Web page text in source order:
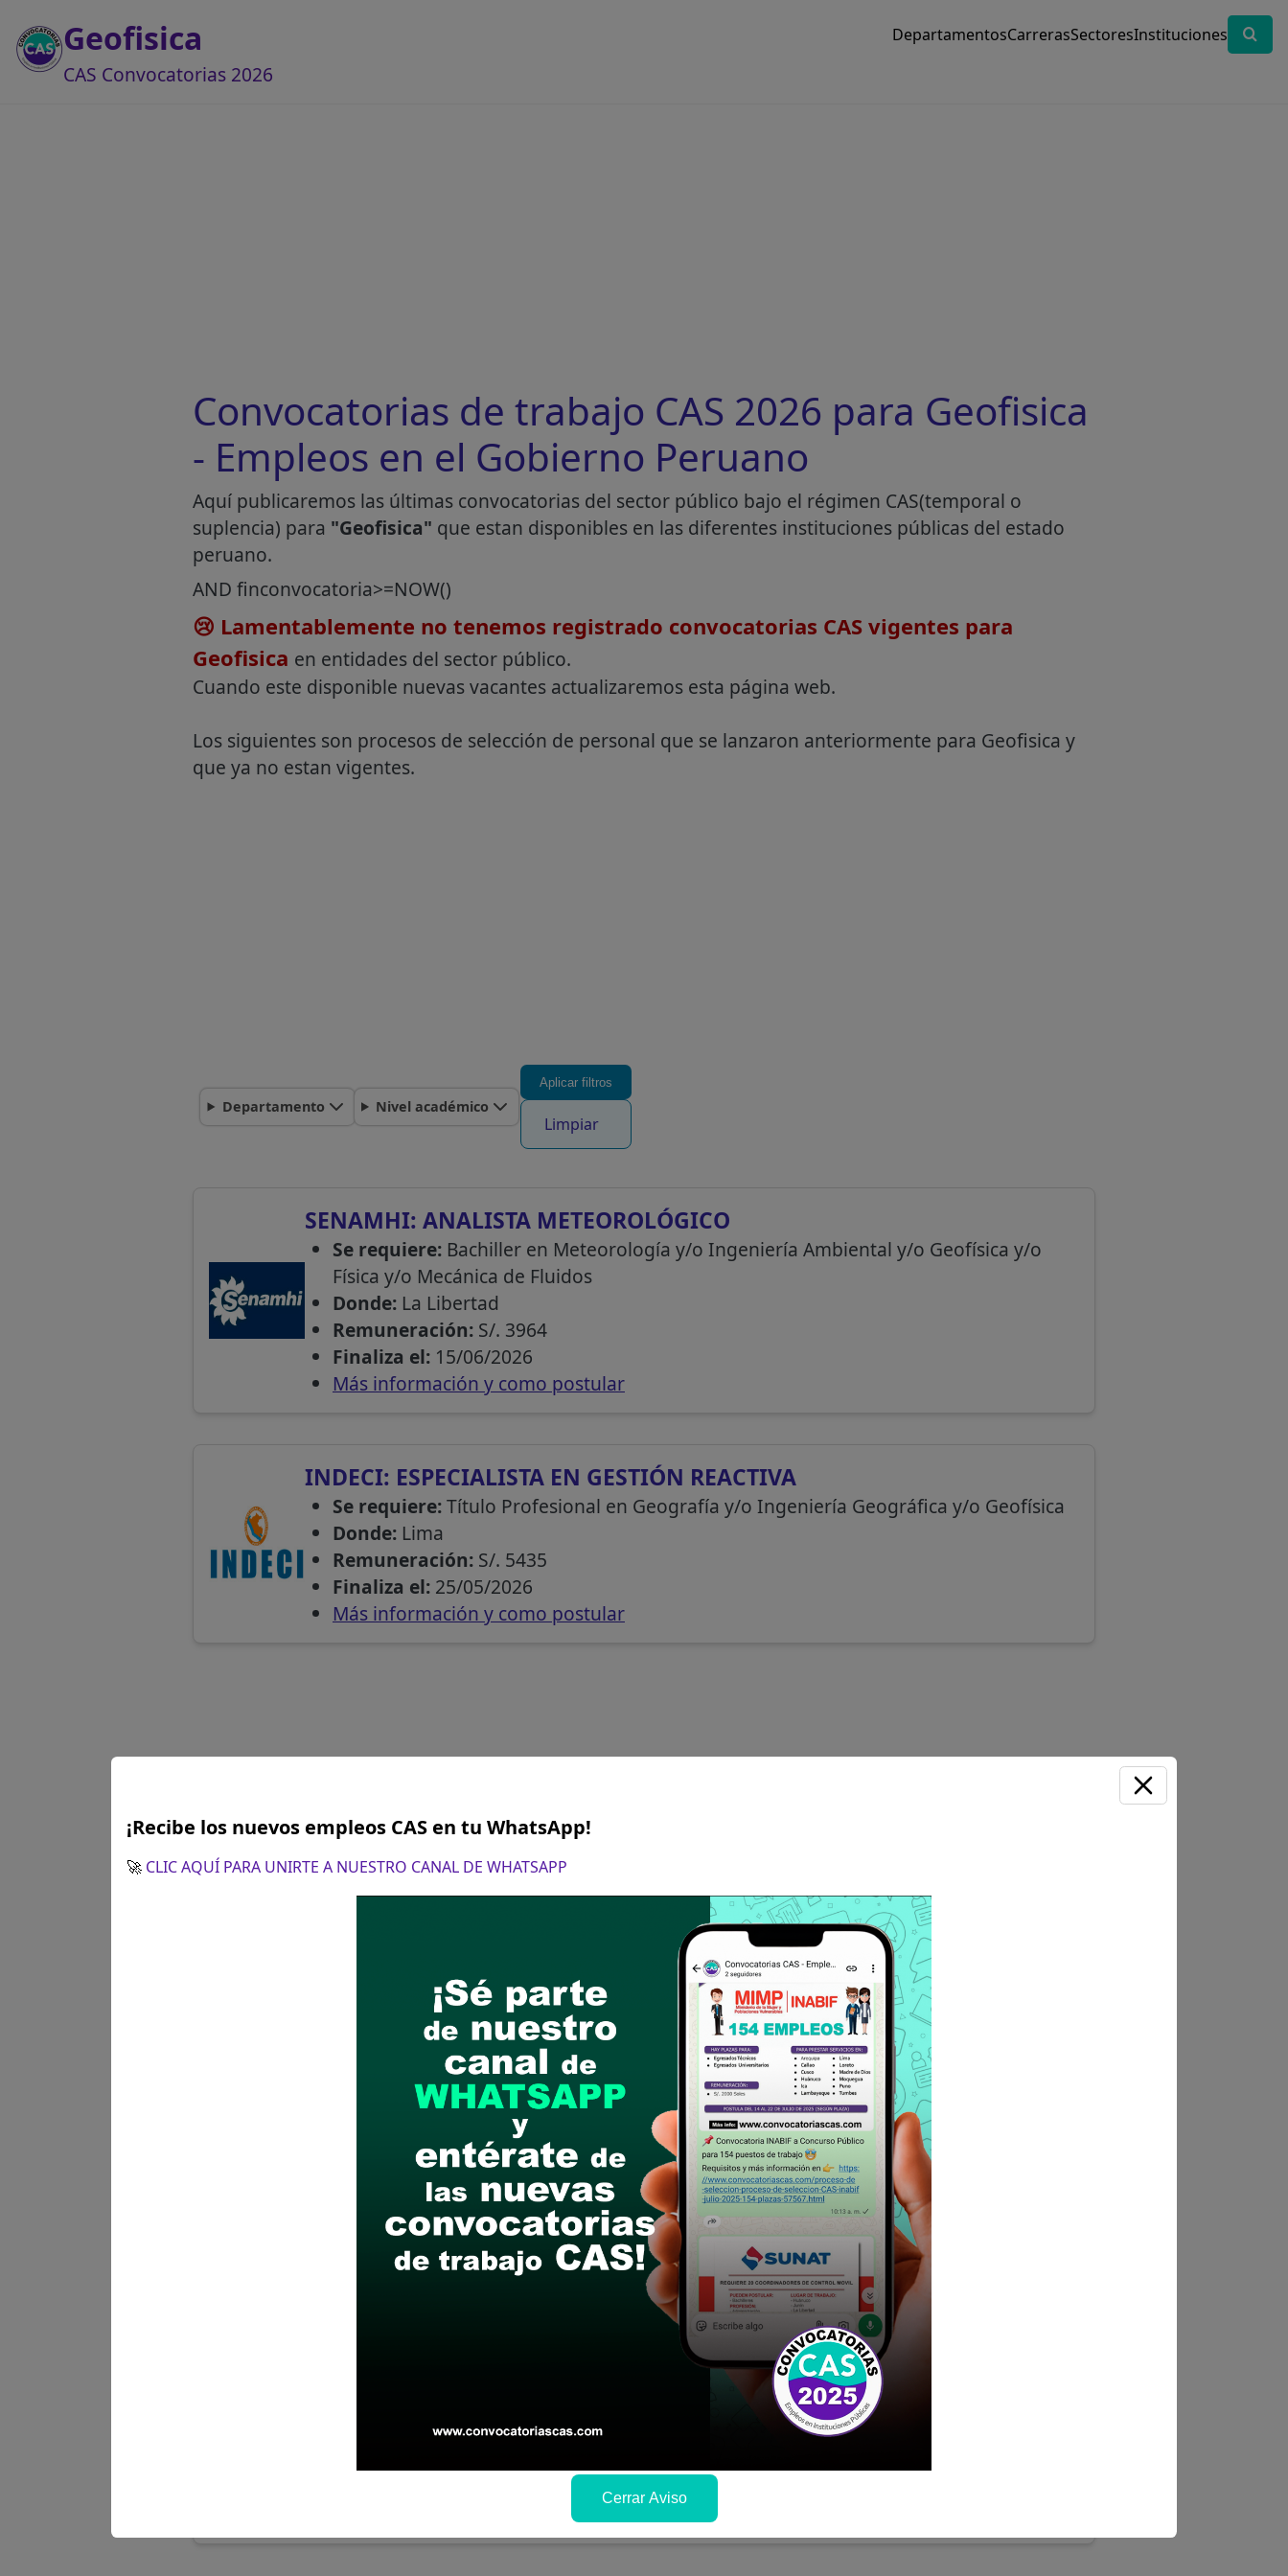
Geofisica
CAS Convocatorias 2026
DepartamentosCarrerasSectoresInstituciones
Convocatorias de trabajo CAS 2026 para Geofisica
- Empleos en el Gobierno Peruano
Aquí publicaremos las últimas convocatorias del sector público bajo el régimen CAS(temporal o
suplencia) para "Geofisica" que estan disponibles en las diferentes instituciones públicas del estado
peruano.
AND finconvocatoria>=NOW()
😢 Lamentablemente no tenemos registrado convocatorias CAS vigentes para
Geofisica en entidades del sector público.
Cuando este disponible nuevas vacantes actualizaremos esta página web.
Los siguientes son procesos de selección de personal que se lanzaron anteriormente para Geofisica y
que ya no estan vigentes.
Departamento Nivel académico
Aplicar filtros
Limpiar
SENAMHI: ANALISTA METEOROLÓGICO
Se requiere: Bachiller en Meteorología y/o Ingeniería Ambiental y/o Geofísica y/o
Física y/o Mecánica de Fluidos
Donde: La Libertad
Remuneración: S/. 3964
Finaliza el: 15/06/2026
Más información y como postular
INDECI: ESPECIALISTA EN GESTIÓN REACTIVA
Se requiere:Título Profesional en Geografía y/o Ingeniería Geográfica y/o Geofísica
Donde: Lima
Remuneración: S/. 5435
Finaliza el: 25/05/2026
Más información y como postular
MUNICIPALIDAD Y VILLA DE YARABAMBA: JEFE DEL AREA TECNICA DE
AGUA Y DESAGUE
Se requiere:Título profesional en la carrera de Ing. Ambiental, Geofísica, Geología
y/o carrera afín. Colegiado y Habilitado.
Arequipa
Remuneración:S/. 4500
Finaliza el:16/04/2026
Más información y como postular
AUTORIDAD NACIONAL DE INFRAESTRUCTURA: ESPECIALISTA EN
Titulo profesional universitario en las carreras de ingeniería Civil o
A nivel nacional
Más información y como postular
¡Recibe los nuevos empleos CAS en tu WhatsApp!
🚀 CLIC AQUÍ PARA UNIRTE A NUESTRO CANAL DE WHATSAPP
Cerrar Aviso